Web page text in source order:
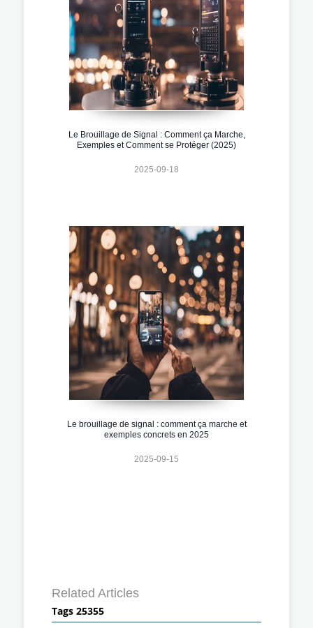
Le Brouillage de Signal : Comment ça Marche,
Exemples et Comment se Protéger (2025)
2025-09-18
Le brouillage de signal : comment ça marche et
exemples concrets en 2025
2025-09-15
Related Articles
Tags 25355